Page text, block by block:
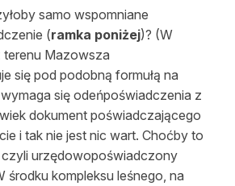
samo wspomniane
(ramka poniżej)? (W
Mazowsza
się pod podobną formułą na
się odeńpoświadczenia z
dokument poświadczającego
i tak nie jest nic wart. Choćby to
czyli urzędowopoświadczony
środku kompleksu leśnego, na